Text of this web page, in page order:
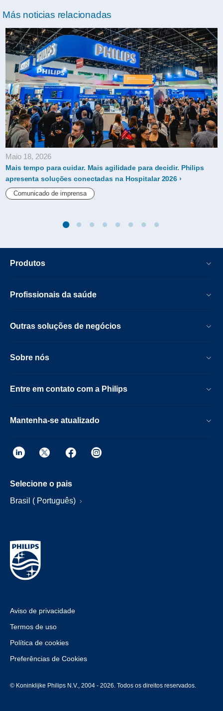
Más noticias relacionadas
Maio 18, 2026
Mais tempo para cuidar. Mais agilidade para decidir. Philips
apresenta soluções conectadas na Hospitalar 2026
Comunicado de imprensa
Produtos
Profissionais da saúde
Outras soluções de negócios
Sobre nós
Entre em contato com a Philips
Mantenha-se atualizado
Selecione o pais
Brasil ( Português)
Aviso de privacidade
Termos de uso
Política de cookies
Preferências de Cookies
© Koninklijke Philips N.V., 2004 - 2026. Todos os direitos reservados.